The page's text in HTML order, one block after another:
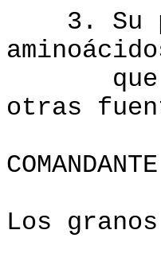
3. Su
que
otras
Los